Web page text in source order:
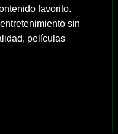
favorito.
sin
películas